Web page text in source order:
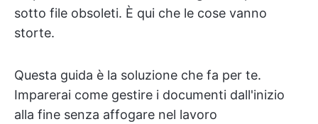
sotto file obsoleti. È qui che le cose vanno
storte.
Questa guida è la soluzione che fa per te.
Imparerai come gestire i documenti dall'inizio
alla fine senza affogare nel lavoro